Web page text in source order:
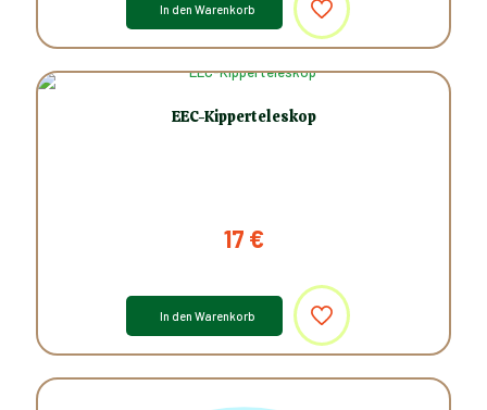
In den Warenkorb
EEC-Kipperteleskop
17 €
In den Warenkorb